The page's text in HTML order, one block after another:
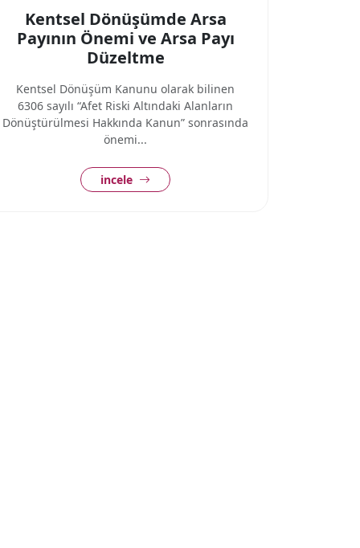
Kentsel Dönüşümde Arsa
Payının Önemi ve Arsa Payı
Düzeltme
Kentsel Dönüşüm Kanunu olarak bilinen
6306 sayılı “Afet Riski Altındaki Alanların
Dönüştürülmesi Hakkında Kanun” sonrasında
önemi...
incele